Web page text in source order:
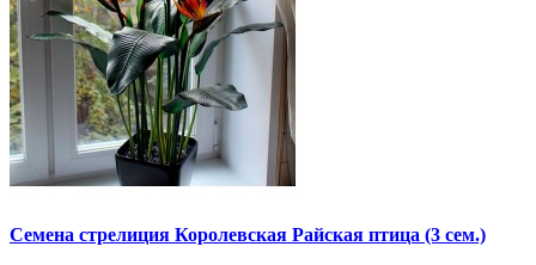
Семена стрелиция Королевская Райская птица (3 сем.)